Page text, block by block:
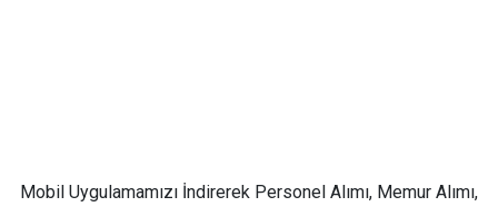
Mobil Uygulamamızı İndirerek Personel Alımı, Memur Alımı,